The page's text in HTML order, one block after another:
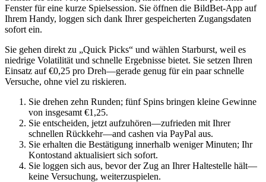
Fenster für eine kurze Spielsession. Sie öffnen die BildBet-App auf
Ihrem Handy, loggen sich dank Ihrer gespeicherten Zugangsdaten
sofort ein.
Sie gehen direkt zu „Quick Picks“ und wählen Starburst, weil es
niedrige Volatilität und schnelle Ergebnisse bietet. Sie setzen Ihren
Einsatz auf €0,25 pro Dreh—gerade genug für ein paar schnelle
Versuche, ohne viel zu riskieren.
Sie drehen zehn Runden; fünf Spins bringen kleine Gewinne
von insgesamt €1,25.
Sie entscheiden, jetzt aufzuhören—zufrieden mit Ihrer
schnellen Rückkehr—and cashen via PayPal aus.
Sie erhalten die Bestätigung innerhalb weniger Minuten; Ihr
Kontostand aktualisiert sich sofort.
Sie loggen sich aus, bevor der Zug an Ihrer Haltestelle hält—
keine Versuchung, weiterzuspielen.